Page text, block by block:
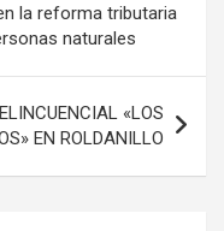
la reforma tributaria
naturales
«LOS
EN ROLDANILLO